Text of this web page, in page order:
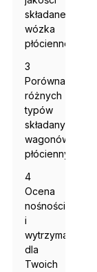
składanego
wózka
płóciennego
3
Porównanie
różnych
typów
składanych
wagonów
płóciennych
4
Ocena
nośności
i
wytrzymałości
dla
Twoich